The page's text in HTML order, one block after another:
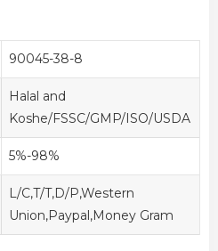
90045-38-8
Halal and
Koshe/FSSC/GMP/ISO/USDA
5%-98%
L/C,T/T,D/P,Western
Union,Paypal,Money Gram